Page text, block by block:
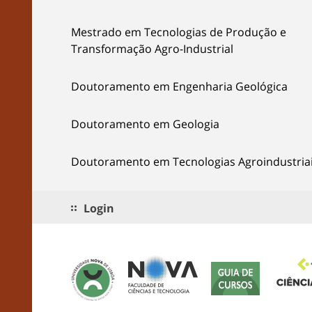
Mestrado em Tecnologias de Produção e
Transformação Agro-Industrial
Doutoramento em Engenharia Geológica
Doutoramento em Geologia
Doutoramento em Tecnologias
Login